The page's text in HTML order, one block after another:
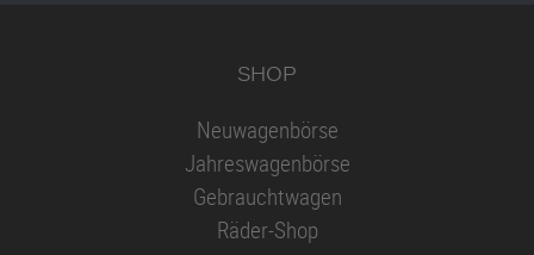
SHOP
Neuwagenbörse
Jahreswagenbörse
Gebrauchtwagen
Räder-Shop